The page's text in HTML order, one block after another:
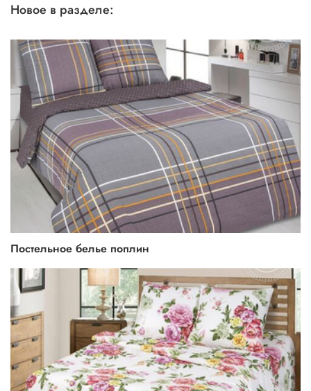
Новое в разделе:
Постельное белье поплин